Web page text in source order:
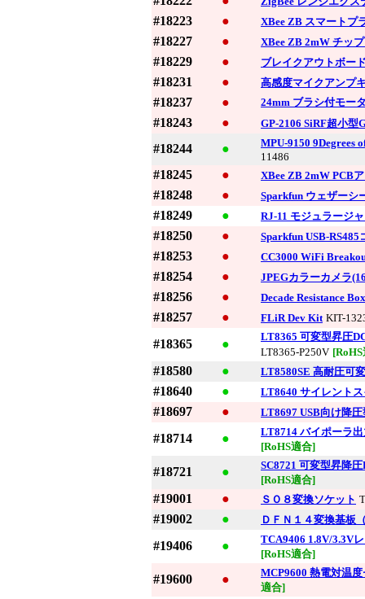
#18223 ● XBee ZB スマートプ
#18227 ● XBee ZB 2mW チッ
#18229 ● ブレイクアウトボー
#18231 ● 高感度マイクアンプ
#18237 ● 24mm ブラシ付モー
#18243 ● GP-2106 SiRF超小型
#18244 ●
MPU-9150 9Degrees
11486
#18245 ● XBee ZB 2mW PCB
#18248 ● Sparkfun ウェザーシ
#18249 ● RJ-11 モジュラージ
#18250 ● Sparkfun USB-RS485
#18253 ● CC3000 WiFi
#18254 ● JPEGカラーカメラ
#18256 ● Decade Resistance Box
#18257 ● FLiR Dev Kit KIT-
#18365 ●
LT8365 可変型昇圧
LT8365-P250V
#18580 ● LT8580SE 高耐圧可
#18640 ● LT8640 サイレント
#18697 ● LT8697 USB向け降
#18714 ●
LT8714 バイポーラ
[RoHS適合]
#18721 ●
SC8721 可変型昇降
[RoHS適合]
#19001 ● ＳＯ８変換ソケット
#19002 ● ＤＦＮ１４変換基板
#19406 ●
TCA9406 1.8V/3.3V
[RoHS適合]
#19600 ●
MCP9600 熱電対温
適合]